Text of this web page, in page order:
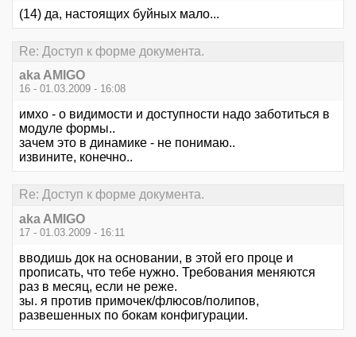
(14) да, настоящих буйных мало...
Re: Доступ к форме документа.
aka AMIGO
16 - 01.03.2009 - 16:08
имхо - о видимости и доступности надо заботиться в
модуле формы..
зачем это в динамике - не понимаю..
извините, конечно..
Re: Доступ к форме документа.
aka AMIGO
17 - 01.03.2009 - 16:11
вводишь док на основании, в этой его проце и
прописать, что тебе нужно. Требования меняются
раз в месяц, если не реже.
зы. я против примочек/флюсов/полипов,
развешенных по бокам конфигурации.